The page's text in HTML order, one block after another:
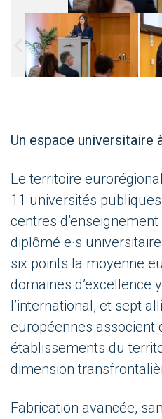
Un espace universitaire
Le territoire
11 universités
centres
diplômé·e·s
six points la moyenne
domaines d’excellence
l’international, et sept
européennes associent
établissements du
dimension
Fabrication avancée,